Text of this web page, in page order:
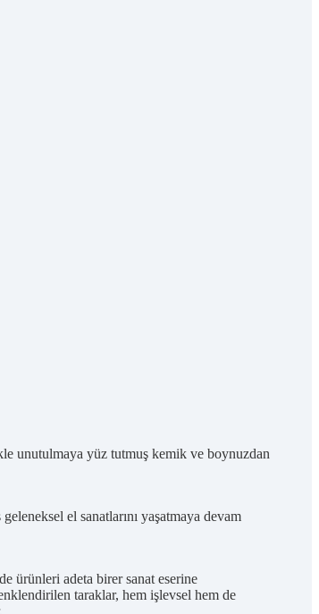
unutulmaya yüz tutmuş kemik ve boynuzdan
el sanatlarını yaşatmaya devam
ürünleri adeta birer sanat eserine
taraklar, hem işlevsel hem de